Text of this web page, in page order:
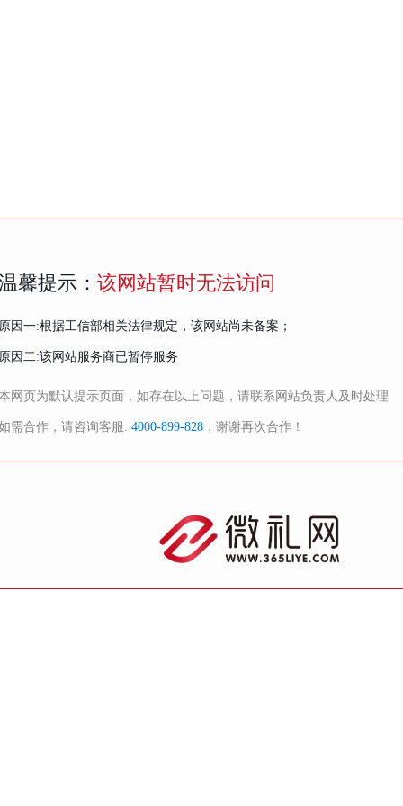
馨提示： 该网站暂时无法访问
因一:根据工信部相关法律规定，该网站尚未备案；
因二:该网站服务商已暂停服务
网页为默认提示页面，如存在以上问题，请联系网站负责人及时处理
需合作，请咨询客服: 4000-899-828 ，谢谢再次合作！